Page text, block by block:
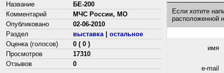
Название
БЕ-200
Комментарий
МЧС России, МО
Опубликовано
02-06-2010
Раздел
выставка| остальное
Оценка (голосов)
0 ( 0 )
Просмотров
17310
Отзывов
0
Если хотите
расположенной
имя
e-mail